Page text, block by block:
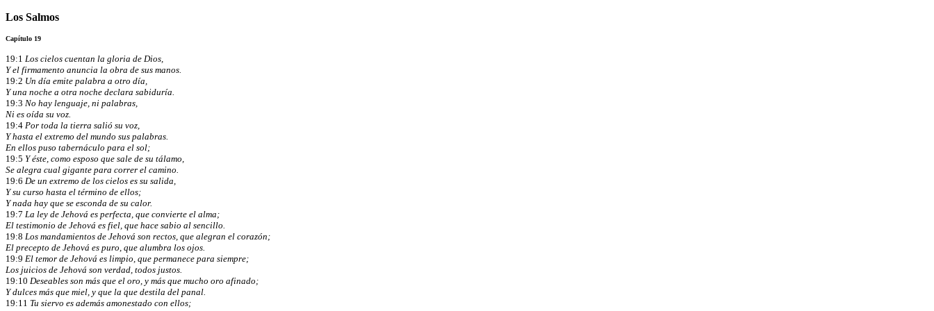
Los Salmos
Capítulo 19
19:1 Los cielos cuentan la gloria de Dios,
Y el firmamento anuncia la obra de sus manos.
19:2 Un día emite palabra a otro día,
Y una noche a otra noche declara sabiduría.
19:3 No hay lenguaje, ni palabras,
Ni es oída su voz.
19:4 Por toda la tierra salió su voz,
Y hasta el extremo del mundo sus palabras.
En ellos puso tabernáculo para el sol;
19:5 Y éste, como esposo que sale de su tálamo,
Se alegra cual gigante para correr el camino.
19:6 De un extremo de los cielos es su salida,
Y su curso hasta el término de ellos;
Y nada hay que se esconda de su calor.
19:7 La ley de Jehová es perfecta, que convierte el alma;
El testimonio de Jehová es fiel, que hace sabio al sencillo.
19:8 Los mandamientos de Jehová son rectos, que alegran el corazón;
El precepto de Jehová es puro, que alumbra los ojos.
19:9 El temor de Jehová es limpio, que permanece para siempre;
Los juicios de Jehová son verdad, todos justos.
19:10 Deseables son más que el oro, y más que mucho oro afinado;
Y dulces más que miel, y que la que destila del panal.
19:11 Tu siervo es además amonestado con ellos;